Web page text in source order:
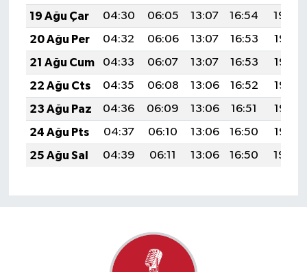
19 Ağu Çar
04:30 06:05 13:07 16:54
19:59
20 Ağu Per
04:32 06:06 13:07 16:53
19:58
21 Ağu Cum
04:33 06:07 13:07 16:53
19:56
22 Ağu Cts
04:35 06:08 13:06 16:52
19:55
23 Ağu Paz
04:36 06:09 13:06 16:51
19:53
24 Ağu Pts
04:37 06:10 13:06 16:50
19:52
25 Ağu Sal
04:39 06:11 13:06 16:50 19:50